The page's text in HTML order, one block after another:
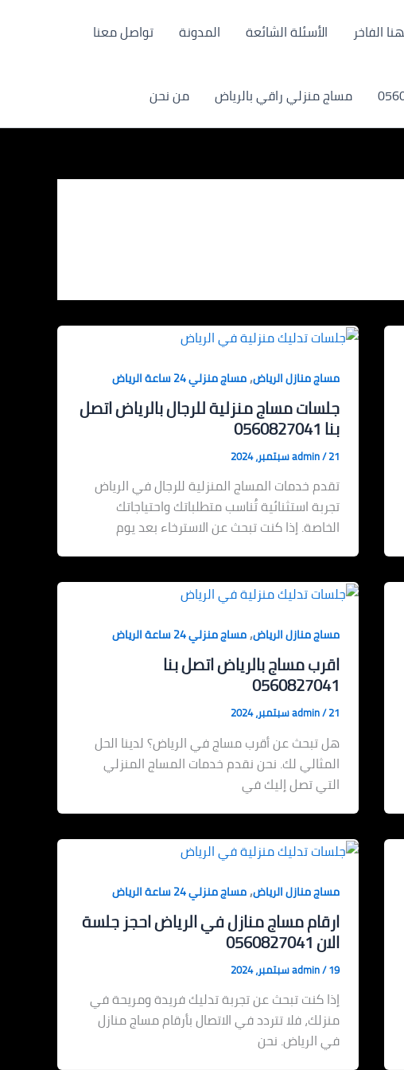
الأسئلة الشائعة المدونة تواصل معنا
مساج منزلي راقي بالرياض من نحن
مساج منازل الرياض,مساج منزلي 24 ساعة الرياض
جلسات مساج منزلية للرجال بالرياض اتصل
بنا 0560827041
admin/21 سبتمبر، 2024
تقدم خدمات المساج المنزلية للرجال في الرياض
تجربة استثنائية تُناسب متطلباتك واحتياجاتك
الخاصة. إذا كنت تبحث عن الاسترخاء بعد يوم
مساج منازل الرياض,مساج منزلي 24 ساعة الرياض
اقرب مساج بالرياض اتصل بنا
0560827041
admin/21 سبتمبر، 2024
هل تبحث عن أقرب مساج في الرياض؟ لدينا الحل
المثالي لك. نحن نقدم خدمات المساج المنزلي
التي تصل إليك في
مساج منازل الرياض,مساج منزلي 24 ساعة الرياض
ارقام مساج منازل في الرياض احجز جلسة
الان 0560827041
admin/19 سبتمبر، 2024
إذا كنت تبحث عن تجربة تدليك فريدة ومريحة في
منزلك، فلا تتردد في الاتصال بأرقام مساج منازل
في الرياض. نحن